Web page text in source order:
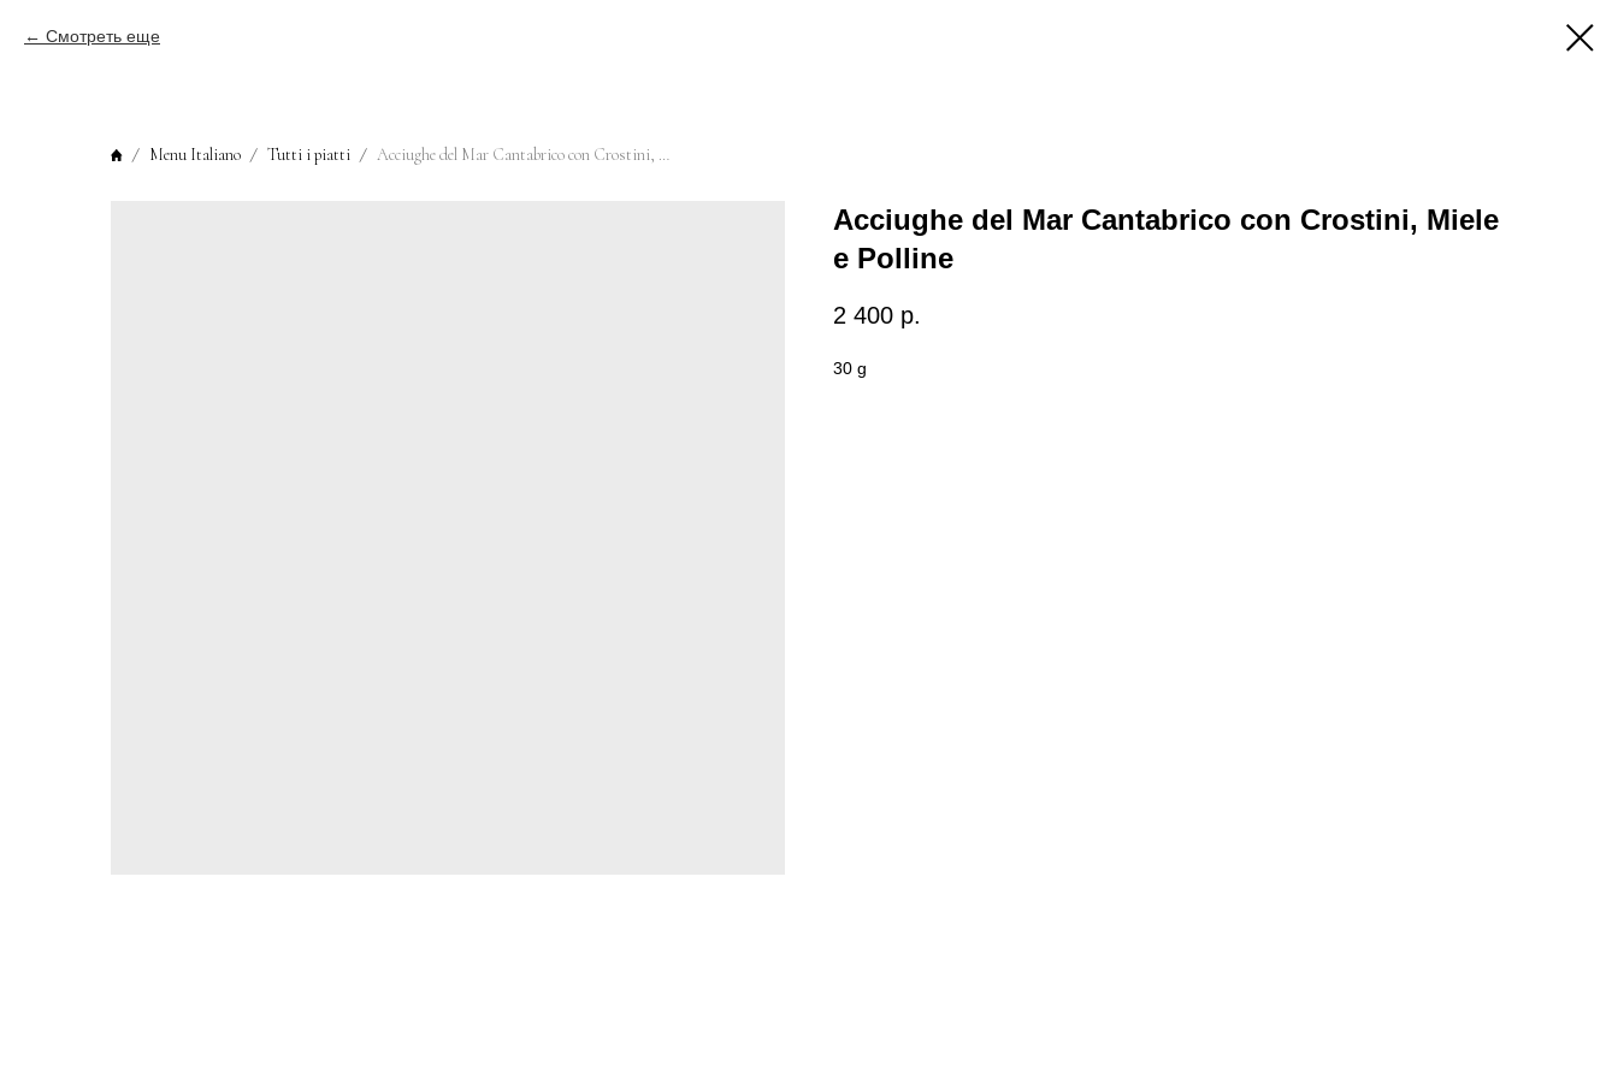
Смотреть еще
Menu Italiano Tutti i piatti Acciughe del Mar Cantabrico con Crostini, Miele e Polline
Acciughe del Mar Cantabrico con Crostini, Miele
e Polline
2 400 р.
30 g